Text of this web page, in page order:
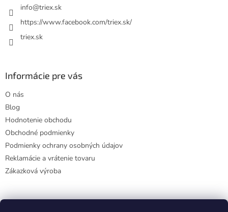
info@triex.sk
https://www.facebook.com/triex.sk/
triex.sk
Informácie pre vás
O nás
Blog
Hodnotenie obchodu
Obchodné podmienky
Podmienky ochrany osobných údajov
Reklamácie a vrátenie tovaru
Zákazková výroba